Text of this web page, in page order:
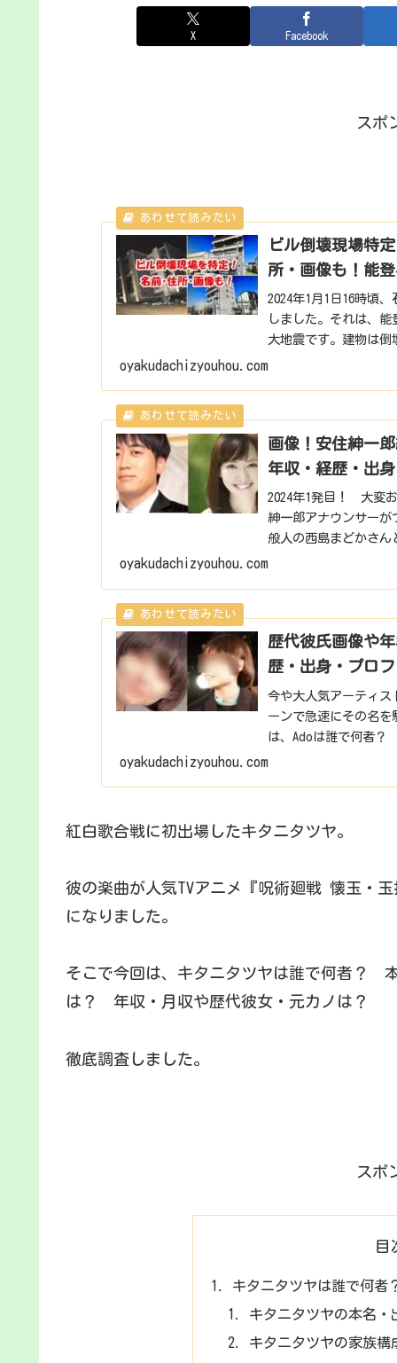
X Facebook
スポ
ビル倒壊現場特
所・画像も！能
2024年1月1日16時頃
しました。それは、
大地震です。建物は
の中で、石川...
oyakudachizyouhou.com
画像！安住紳一
年収・経歴・出
2024年1発目！ 大変
紳一郎アナウンサーが
般人の西島まどかさん
の結婚相手「西島...
oyakudachizyouhou.com
歴代彼氏画像や
歴・出身・プロ
今や大人気アーティス
ーンで急速にその名
は、Adoは誰で何者
収・月収や歴代彼...
oyakudachizyouhou.com
紅白歌合戦に初出場したキタニタツヤ。
彼の楽曲が人気TVアニメ『呪術廻戦 懐玉・
になりました。
そこで今回は、キタニタツヤは誰で何者？
は？ 年収・月収や歴代彼女・元カノは？
徹底調査しました。
スポ
目
キタニタツヤは誰で何者
キタニタツヤの本名・
キタニタツヤの家族構